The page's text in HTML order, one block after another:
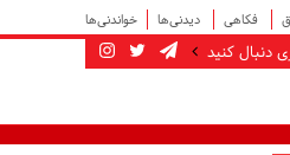
فکاهی دیدنی‌ها خواندنی‌ها
دنبال کنید